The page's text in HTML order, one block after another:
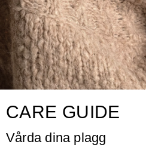
CARE GUIDE
Vårda dina plagg